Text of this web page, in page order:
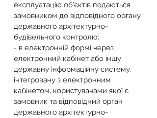
експлуатацію об’єктів подаються
замовником до відповідного органу
державного архітектурно-
будівельного контролю:
- в електронній формі через
електронний кабінет або іншу
державну інформаційну систему,
інтегровану з електронним
кабінетом, користувачами якої є
замовник та відповідний орган
державного архітектурно-